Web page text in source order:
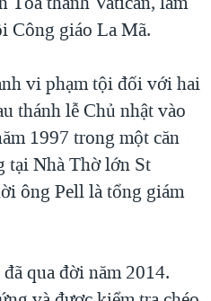
Công giáo La Mã.
vi phạm tội đối với hai
thánh lễ Chủ nhật vào
1997 trong một căn
tại Nhà Thờ lớn St
ông Pell là tổng giám
qua đời năm 2014.